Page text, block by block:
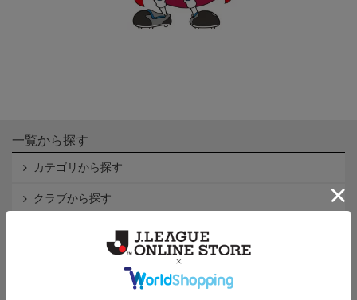
一覧から探す
カテゴリから探す
クラブから探す
Ｊ2
インフォメーション
Ｊリーグオンラインストアとは